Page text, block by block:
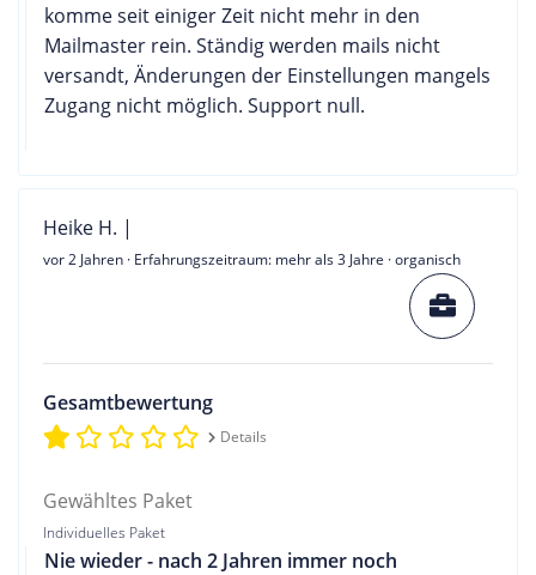
komme seit einiger Zeit nicht mehr in den
Mailmaster rein. Ständig werden mails nicht
versandt, Änderungen der Einstellungen mangels
Zugang nicht möglich. Support null.
Heike H. |
vor 2 Jahren · Erfahrungszeitraum: mehr als 3 Jahre · organisch
Gesamtbewertung
Details
Gewähltes Paket
Individuelles Paket
Nie wieder - nach 2 Jahren immer noch